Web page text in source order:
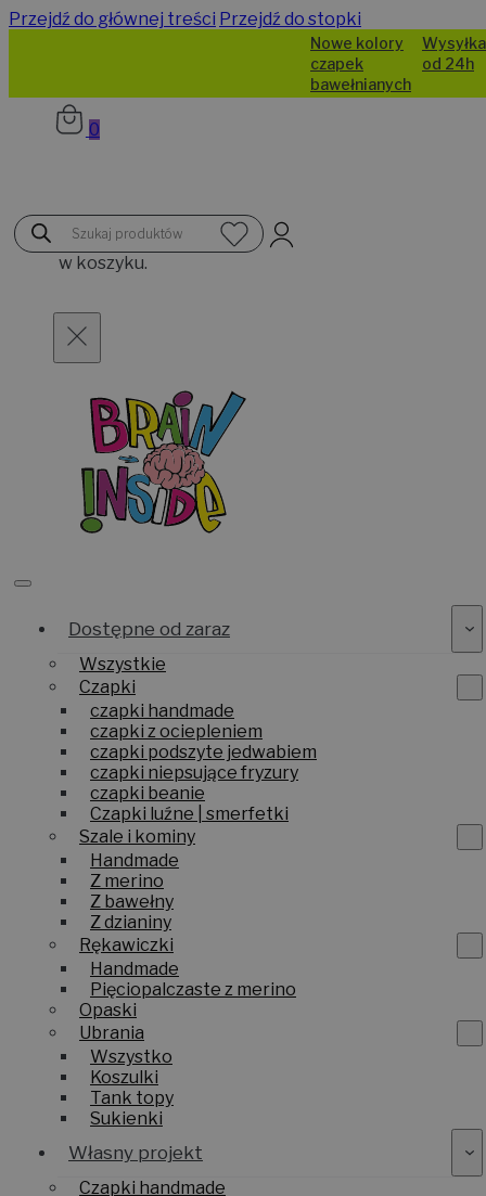
Przejdź do głównej treści Przejdź do stopki
Nowe kolory
czapek
bawełnianych
Wysyłka
od 24h
…
Wyszukiwarka
produktów
Brak
produktów
Wszystkie
Czapki
czapki handmade
czapki z ociepleniem
czapki podszyte jedwabiem
czapki niepsujące fryzury
czapki beanie
Czapki luźne | smerfetki
Szale i kominy
Handmade
Z merino
Z bawełny
Z dzianiny
Rękawiczki
Handmade
Pięciopalczaste z merino
Opaski
Ubrania
Wszystko
Koszulki
Tank topy